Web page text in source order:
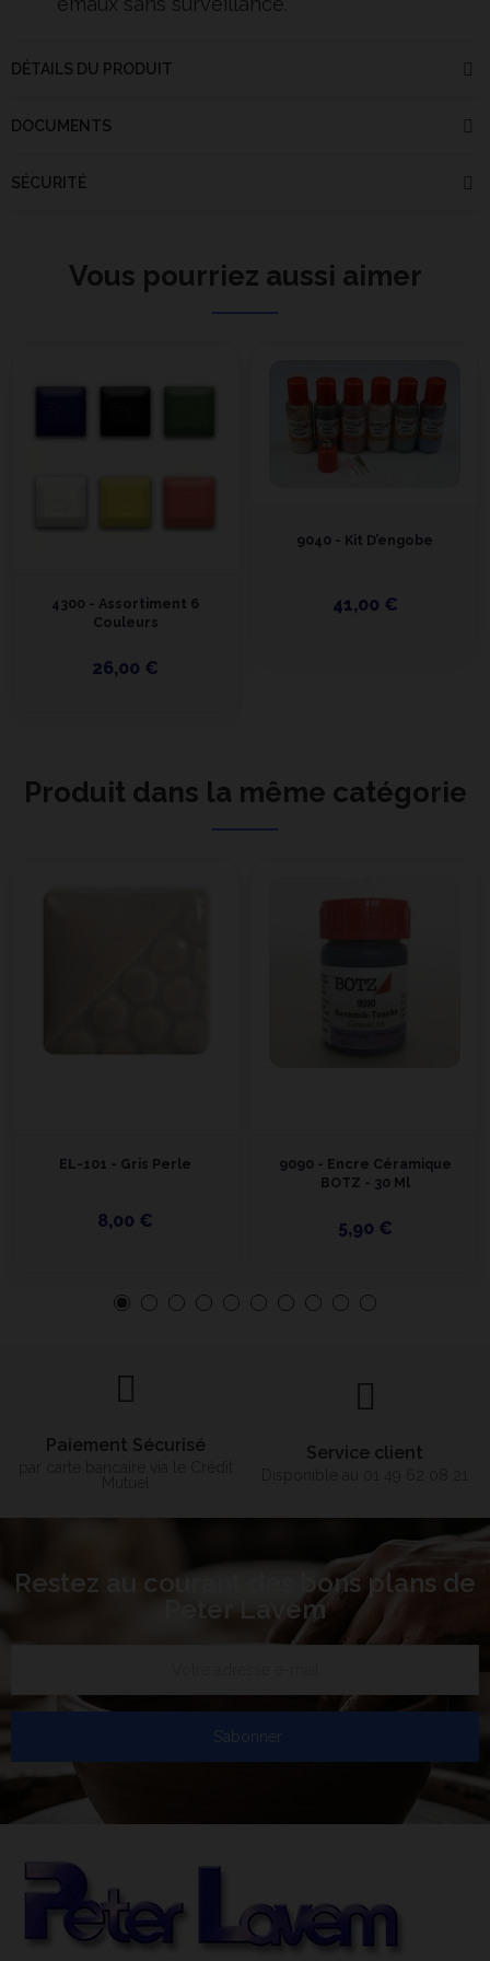
DÉTAILS DU PRODUIT
DOCUMENTS
SÉCURITÉ
Vous pourriez aussi aimer
4300 - Assortiment 6
Couleurs
26,00 €
9040 - Kit D’engobe
41,00 €
Produit dans la même catégorie
EL-101 - Gris Perle
8,00 €
9090 - Encre Céramique
BOTZ - 30 Ml
5,90 €
Paiement Sécurisé Service client
Restez au courant des bons plans de
Peter Lavem
S’abonner